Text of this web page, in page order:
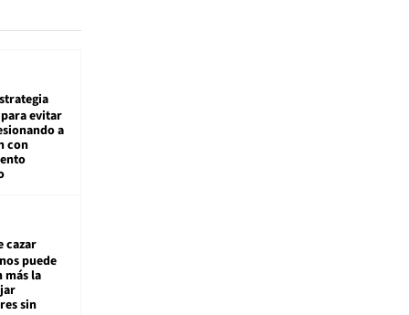
evitar
a
con
cazar
puede
más la
sin